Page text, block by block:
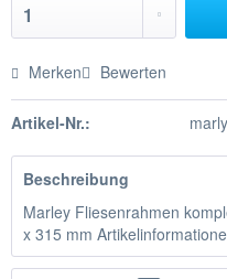
Merken Bewerten
Artikel-Nr.:
Beschreibung
Marley Fliesenrahmen
x 315 mm